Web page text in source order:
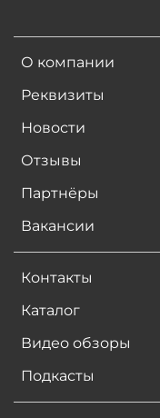
О компании
Реквизиты
Новости
Отзывы
Партнёры
Вакансии
Контакты
Каталог
Видео обзоры
Подкасты